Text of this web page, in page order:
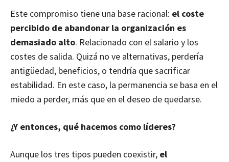
Este compromiso tiene una base racional: el coste
percibido de abandonar la organización es
demasiado alto. Relacionado con el salario y los
costes de salida. Quizá no ve alternativas, perdería
antigüedad, beneficios, o tendría que sacrificar
estabilidad. En este caso, la permanencia se basa en el
miedo a perder, más que en el deseo de quedarse.
¿Y entonces, qué hacemos como líderes?
Aunque los tres tipos pueden coexistir, el